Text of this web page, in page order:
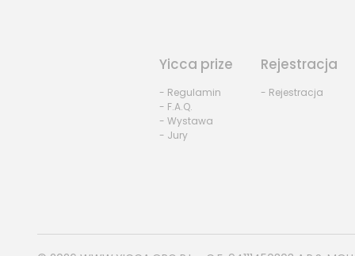
Yicca prize
- Regulamin
- F.A.Q.
- Wystawa
- Jury
Rejestracja
- Rejestracja